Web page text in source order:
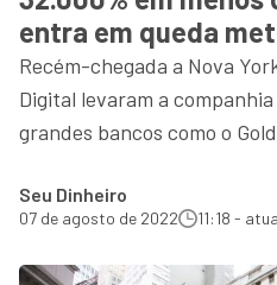
entra em queda
Recém-chegada a Nova
Digital levaram a
grandes bancos como o
Seu Dinheiro
07 de agosto de 2022 11:18 -